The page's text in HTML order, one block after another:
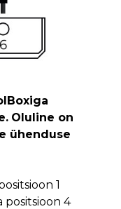
Oluline on
ühenduse
1
4